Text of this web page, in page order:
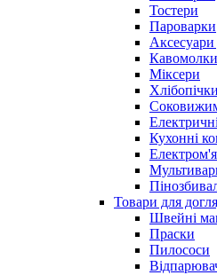
Тостери
Пароварки
Аксесуари
Кавомолки
Міксери
Хлібопічки
Кухонні
Товари для
Швейні
Праски
Пилососи